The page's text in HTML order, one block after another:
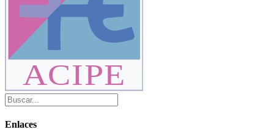
ACIPE
Enlaces